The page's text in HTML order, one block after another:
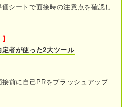
くべき質問は？
問①入職する意欲が伝わる
問②職場の雰囲気を知れる
シートで面接時の注意点を確認し
者が使った2大ツール
前に自己PRをブラッシュアップ
考ならではの特徴を把握して面接